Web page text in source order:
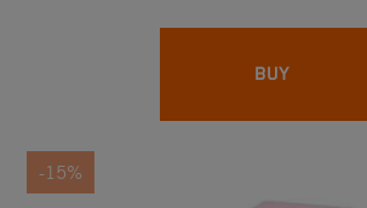
BUY
-15%